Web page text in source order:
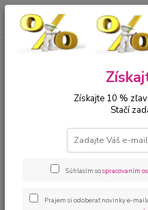
00421 905 612848
Kojenecké
Kojenecká
bledomodrá
Získajte 10 %
Stačí
Súhlasím sospracovaním
Prajem si odoberať novinky e-